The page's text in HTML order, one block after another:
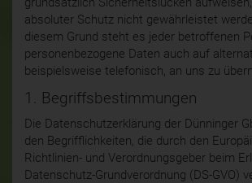
absoluter Schutz nicht gewährleistet
diesem Grund steht es jeder betroffenen
personenbezogene Daten auch auf
beispielsweise telefonisch, an uns zu
1. Begriffsbestimmungen
Die Datenschutzerklärung der Dünninger
den Begrifflichkeiten, die durch den
Richtlinien- und Verordnungsgeber beim
Datenschutz-Grundverordnung (DS-GVO)